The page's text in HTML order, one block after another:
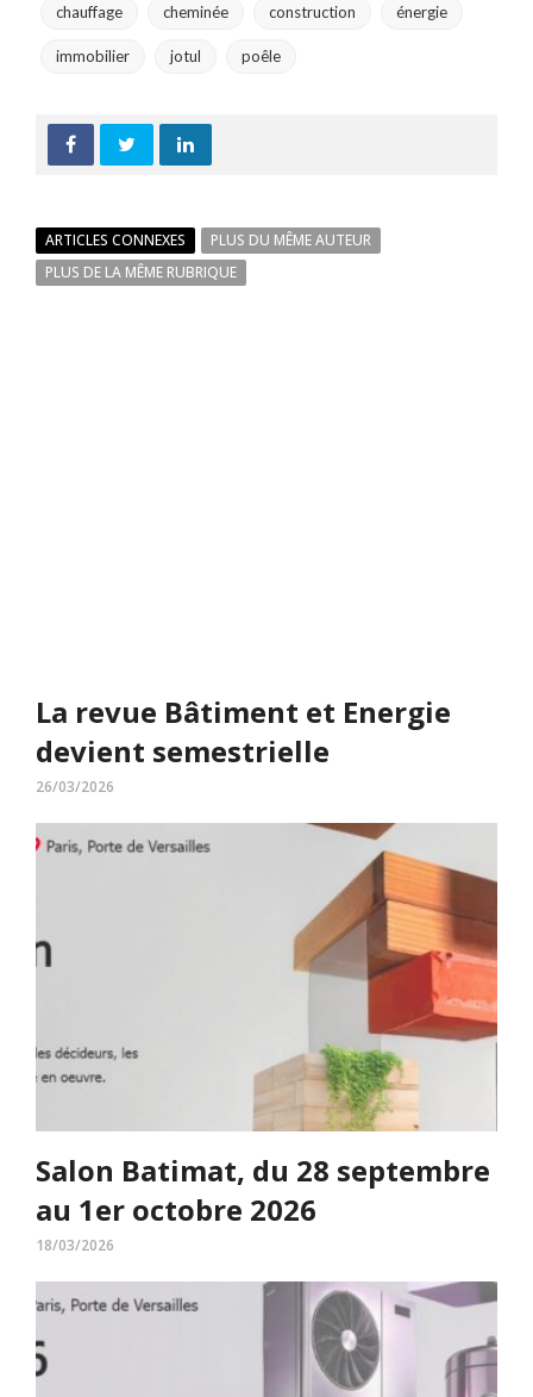
chauffage cheminée construction énergie
immobilier jotul poêle
ARTICLES CONNEXES
PLUS DU MÊME AUTEUR
PLUS DE LA MÊME RUBRIQUE
La revue Bâtiment et Energie
devient semestrielle
26/03/2026
Salon Batimat, du 28 septembre
au 1er octobre 2026
18/03/2026